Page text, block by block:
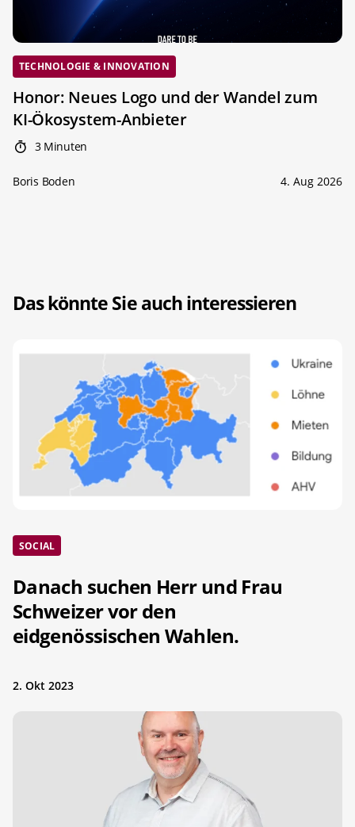
TECHNOLOGIE & INNOVATION
Honor: Neues Logo und der Wandel zum
KI-Ökosystem-Anbieter
3 Minuten
Boris Boden 4. Aug 2026
Das könnte Sie auch interessieren
SOCIAL
Danach suchen Herr und Frau
Schweizer vor den
eidgenössischen Wahlen.
2. Okt 2023